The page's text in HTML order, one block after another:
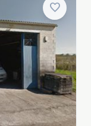
favorite